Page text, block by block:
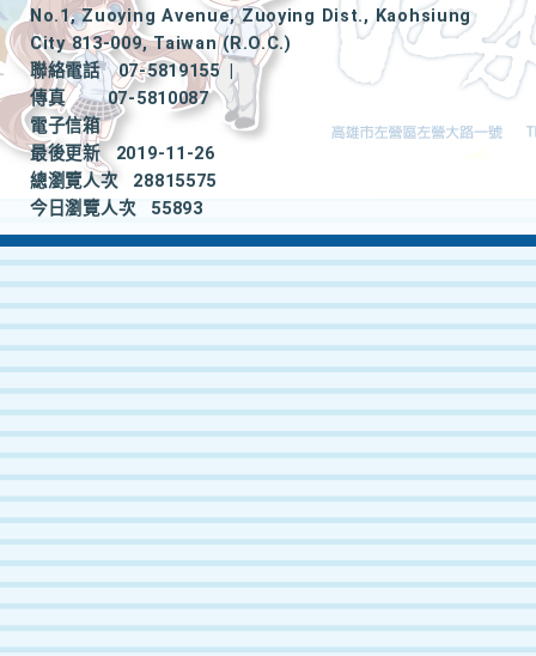
No.1, Zuoying Avenue, Zuoying Dist., Kaohsiung
City 813-009, Taiwan (R.O.C.)
聯絡電話
07-5819155
|
傳真
07-5810087
電子信箱
最後更新
2019-11-26
總瀏覽人次
28815575
今日瀏覽人次
55893